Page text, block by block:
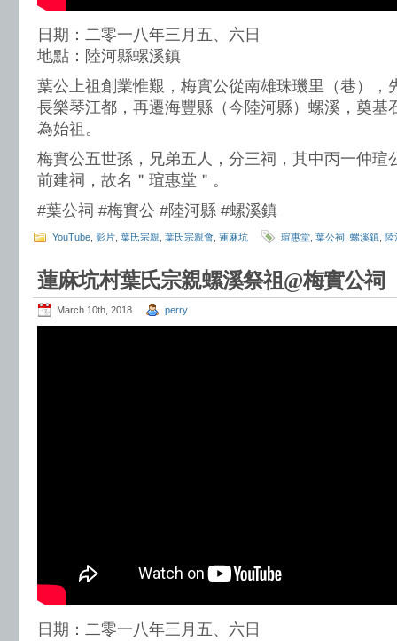
日期：二零一八年三月五、六日
地點：陸河縣螺溪鎮
葉公上祖創業惟艱，梅實公從南雄珠璣里（巷），
長樂琴江都，再遷海豐縣（今陸河縣）螺溪，奠基
為始祖。
梅實公五世孫，兄弟五人，分三祠，其中丙一仲瑄
前建祠，故名＂瑄惠堂＂。
#葉公祠 #梅實公 #陸河縣 #螺溪鎮
YouTube 影片 葉氏宗親 葉氏宗親會 蓮麻坑 瑄惠堂 葉公祠 螺溪鎮 陸
蓮麻坑村葉氏宗親螺溪祭祖@梅實公祠
March 10th, 2018 perry
日期：二零一八年三月五、六日